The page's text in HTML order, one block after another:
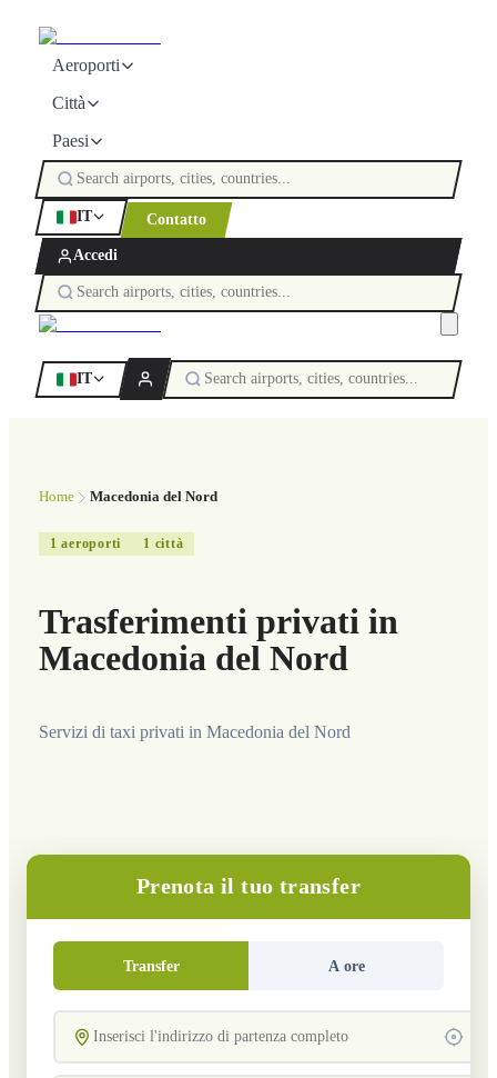
Aeroporti
Città
Paesi
IT Contatto
Accedi
IT
Home Macedonia del Nord
1 aeroporti 1 città
Trasferimenti privati in
Macedonia del Nord
Servizi di taxi privati in Macedonia del Nord
Prenota il tuo transfer
Transfer A ore